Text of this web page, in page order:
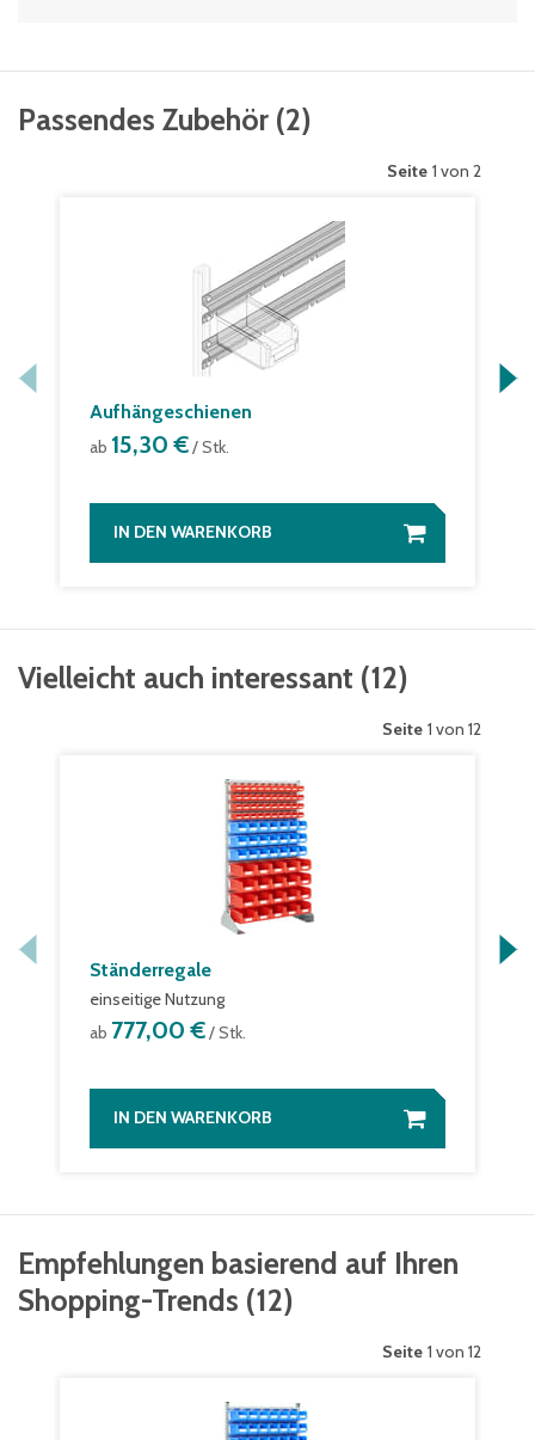
Passendes Zubehör (2)
Seite 1 von 2
Aufhängeschienen
ab 15,30 €/ Stk.
IN DEN WARENKORB
Vielleicht auch interessant (12)
Seite 1 von 12
Ständerregale
einseitige Nutzung
ab 777,00 €/ Stk.
IN DEN WARENKORB
Empfehlungen basierend auf Ihren
Shopping-Trends (12)
Seite 1 von 12